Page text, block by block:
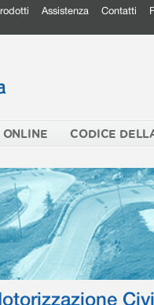
Assistenza Contatti
ONLINE CODICE